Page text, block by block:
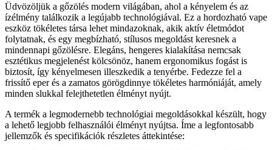
Üdvözöljük a gőzölés modern világában, ahol a kényelem és az
ízélmény találkozik a legújabb technológiával. Ez a hordozható vape
eszköz tökéletes társa lehet mindazoknak, akik aktív életmódot
folytatnak, és egy megbízható, stílusos megoldást keresnek a
mindennapi gőzölésre. Elegáns, hengeres kialakítása nemcsak
esztétikus megjelenést kölcsönöz, hanem ergonomikus fogást is
biztosít, így kényelmesen illeszkedik a tenyérbe. Fedezze fel a
frissítő eper és a zamatos görögdinnye tökéletes harmóniáját, amely
minden slukkal felejthetetlen élményt nyújt.
A termék a legmodernebb technológiai megoldásokkal készült, hogy
a lehető legjobb felhasználói élményt nyújtsa. Íme a legfontosabb
jellemzők és specifikációk részletes áttekintése: